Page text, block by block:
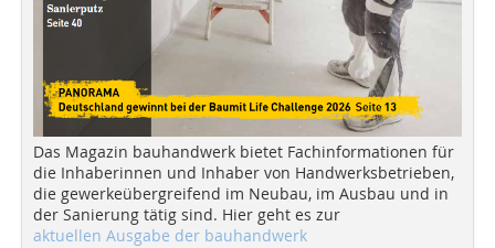
Das Magazin bauhandwerk bietet Fachinformationen für
die Inhaberinnen und Inhaber von Handwerksbetrieben,
die gewerkeübergreifend im Neubau, im Ausbau und in
der Sanierung tätig sind. Hier geht es zur
aktuellen Ausgabe der bauhandwerk